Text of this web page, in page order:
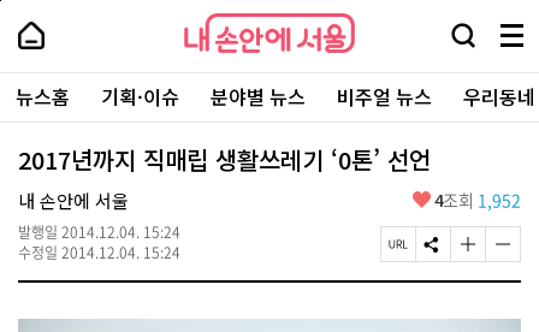
본
로
가
내
손
안
에
서
울
-
서
울
시
대
표
소
포
내
손
에
울
검
창
열
기
메
뉴
전
체
보
주
요
서
뉴스홈 기획·이슈 분야별 뉴스 비주얼 뉴스 우리동
2017년까지 직매립 생활쓰레기 ‘0톤’ 선언
내 손안에 서울
발행일 2014.12.04. 15:24
수정일 2014.12.04. 15:24
좋
요
4조회 1,952
페
이
U
S
N
공
글
자
기
글
자
기
페
상
단
로